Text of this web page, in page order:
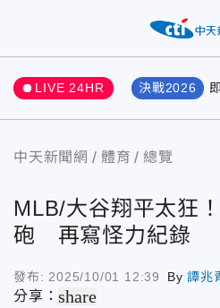
LIVE 24HR 決戰2026
中天新聞網 體育 總覽
MLB/大谷翔平太狂
砲 再寫怪力紀錄
發布: 2025/10/01 12:39 By譚兆
分享：share